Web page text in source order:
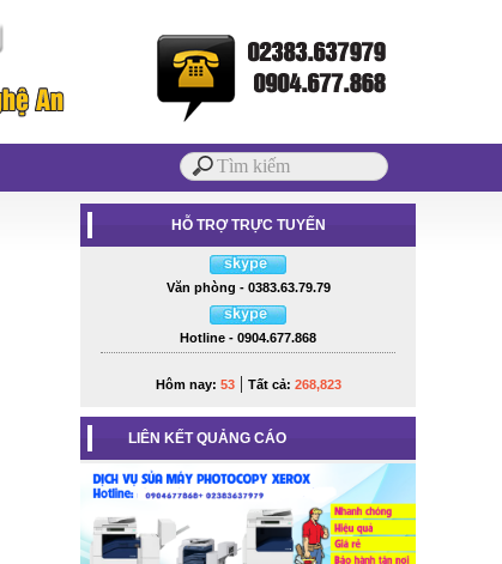
HỖ TRỢ TRỰC TUYẾN
Văn phòng - 0383.63.79.79
Hotline - 0904.677.868
Hôm nay: 53| Tất cả: 268,823
LIÊN KẾT QUẢNG CÁO